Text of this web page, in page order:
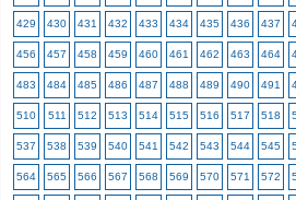
429 430 431 432 433 434 435 436 437
456 457 458 459 460 461 462 463 464
483 484 485 486 487 488 489 490 491
510 511 512 513 514 515 516 517 518
537 538 539 540 541 542 543 544 545
564 565 566 567 568 569 570 571 572